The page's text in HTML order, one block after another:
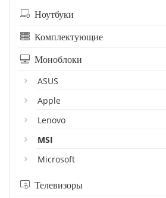
Ноутбуки
Комплектующие
Моноблоки
ASUS
Apple
Lenovo
MSI
Microsoft
Телевизоры